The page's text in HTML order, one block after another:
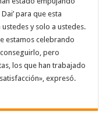
para que esta
y solo a ustedes.
estamos celebrando
pero
los que han trabajado
expresó.